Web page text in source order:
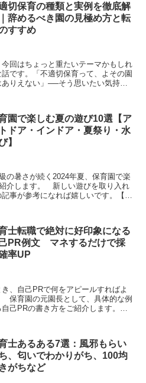
切保育の種類と実例を徹底解
辞めるべき園の見極め方と転
すすめ
回はちょっと重たいテーマかもしれ
です。「不適切保育って、よその園
りえない」──そう思いたい気持ち
園で楽しむ夏の遊び10選【ア
ドア・インドア・夏祭り・水
】
暑さが続く2024年夏、保育園で楽
紹介します。 新しい遊びを取り入れ
事が参考になれば嬉しいです。【ア
士転職で絶対に好印象になる
PR例文 マネするだけで採
率UP
、自己PRで何をアピールすればよ
保育園の元園長として、具体的な例
己PRの書き方をご紹介します。
士あるある7選：風邪もらい
、匂いでわかりがち、100均
がちなど